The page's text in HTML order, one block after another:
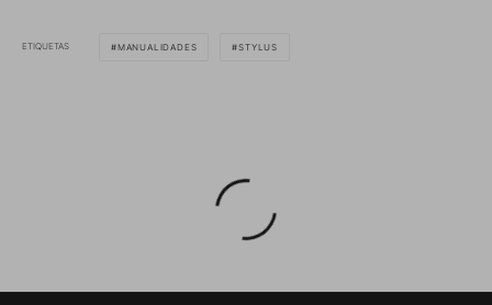
ETIQUETAS MANUALIDADES STYLUS